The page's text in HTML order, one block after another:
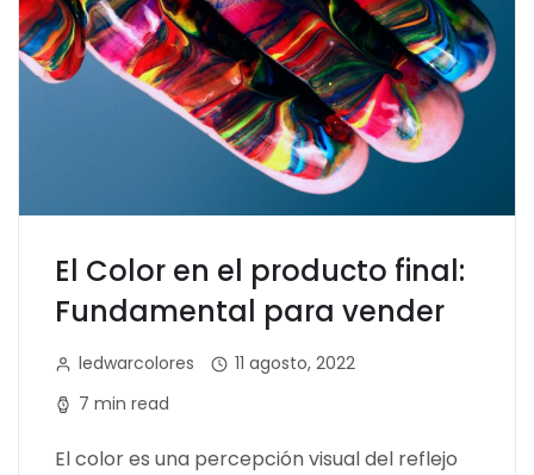
El Color en el producto final:
Fundamental para vender
ledwarcolores
11 agosto, 2022
7 min read
El color es una percepción visual del reflejo